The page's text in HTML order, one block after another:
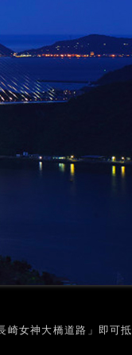
崎女神大橋道路」即可抵